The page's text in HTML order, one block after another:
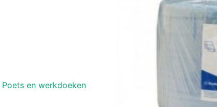
Poets en werkdoeken